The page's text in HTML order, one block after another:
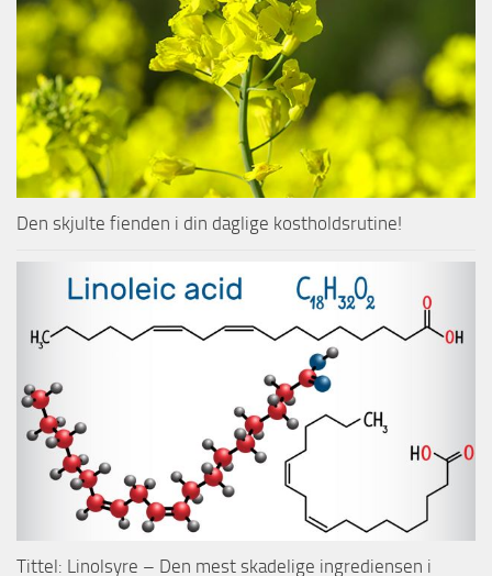
Den skjulte fienden i din daglige kostholdsrutine!
Tittel: Linolsyre – Den mest skadelige ingrediensen i